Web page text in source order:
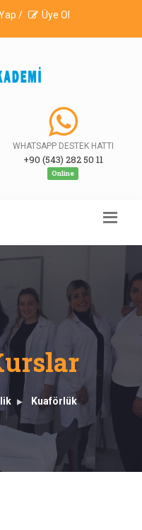
/ Üye Ol
WHATSAPP DESTEK HATTI
+90 (543) 282 50 11
Online
Kuaförlük